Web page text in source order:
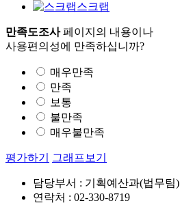
스크랩
만족도조사페이지의 내용이나
사용편의성에 만족하십니까?
매우만족
만족
보통
불만족
매우불만족
평가하기 그래프보기
담당부서 : 기획예산과(법무팀)
연락처 : 02-330-8719